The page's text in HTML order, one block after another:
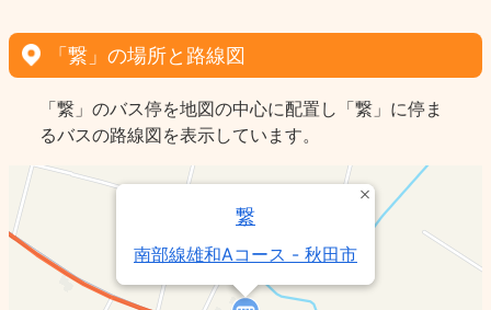
「繋」の場所と路線図
「繋」のバス停を地図の中心に配置し「繋」に停ま
るバスの路線図を表示しています。
繋
南部線雄和Aコース - 秋田市